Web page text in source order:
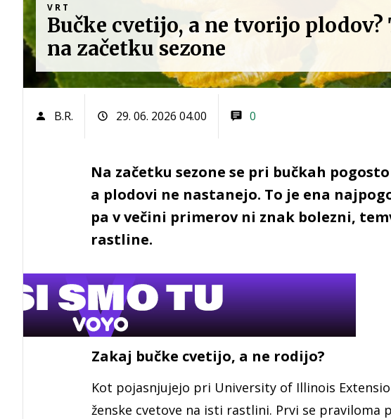
VRT
Bučke cvetijo, a ne tvorijo
na začetku sezone
B.R. 29. 06. 2026 04.00 0
Na začetku sezone se pri bučkah
a plodovi ne nastanejo. To je ena
pa v večini primerov ni znak bolezni,
rastline.
Zakaj bučke cvetijo, a ne rodijo?
Kot pojasnjujejo pri University of Illinois
ženske cvetove na isti rastlini. Prvi se praviloma